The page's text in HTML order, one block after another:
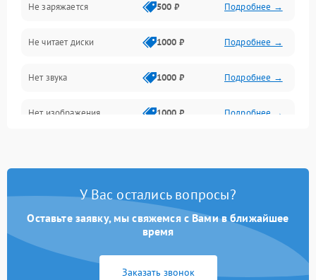
Геймпады и аксессуары
Разъёмы и корпус
Питание и электрика
Перегрев и охлаждение
Изображение
Не заряжается 500 ₽ Подробнее →
Не читает диски 1000 ₽ Подробнее →
Нет звука 1000 ₽ Подробнее →
Нет изображения 1000 ₽ Подробнее →
У Вас остались вопросы?
Оставьте заявку, мы свяжемся с Вами в ближайшее
время
Заказать звонок